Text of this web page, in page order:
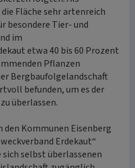
Fläche sehr artenreich
besondere Tier- und
im
etwa 40 bis 60 Prozent
Pflanzen
Bergbaufolgelandschaft
befunden, um es der
überlassen.
den Kommunen Eisenberg
Erdekaut“
selbst überlassenen